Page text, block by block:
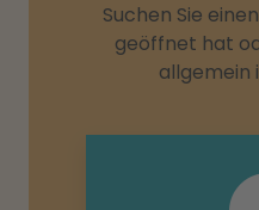
Suchen Sie
geöffnet hat
allgemein